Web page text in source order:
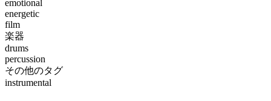
emotional
energetic
film
楽器
drums
percussion
その他のタグ
instrumental